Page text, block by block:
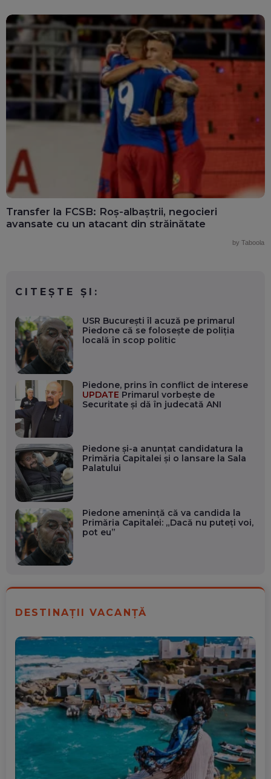
Transfer la FCSB: Roș-albaștrii, negocieri
avansate cu un atacant din străinătate
by Taboola
CITEȘTE ȘI:
USR București îl acuză pe primarul
Piedone că se folosește de poliția
locală în scop politic
Piedone, prins în conflict de interese
UPDATE Primarul vorbește de
Securitate și dă în judecată ANI
Piedone și-a anunțat candidatura la
Primăria Capitalei și o lansare la Sala
Palatului
Piedone amenință că va candida la
Primăria Capitalei: „Dacă nu puteți voi,
pot eu”
DESTINAȚII VACANȚĂ